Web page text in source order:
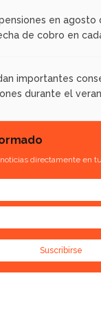
en agosto
de cobro en
importantes
durante el
directamente en
Suscribirse